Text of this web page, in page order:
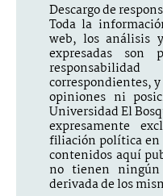
Descargo de
Toda la
web, los análisis
expresadas son
correspondientes,
opiniones ni
Universidad El
expresamente
filiación política en
contenidos aquí
no tienen
derivada de los